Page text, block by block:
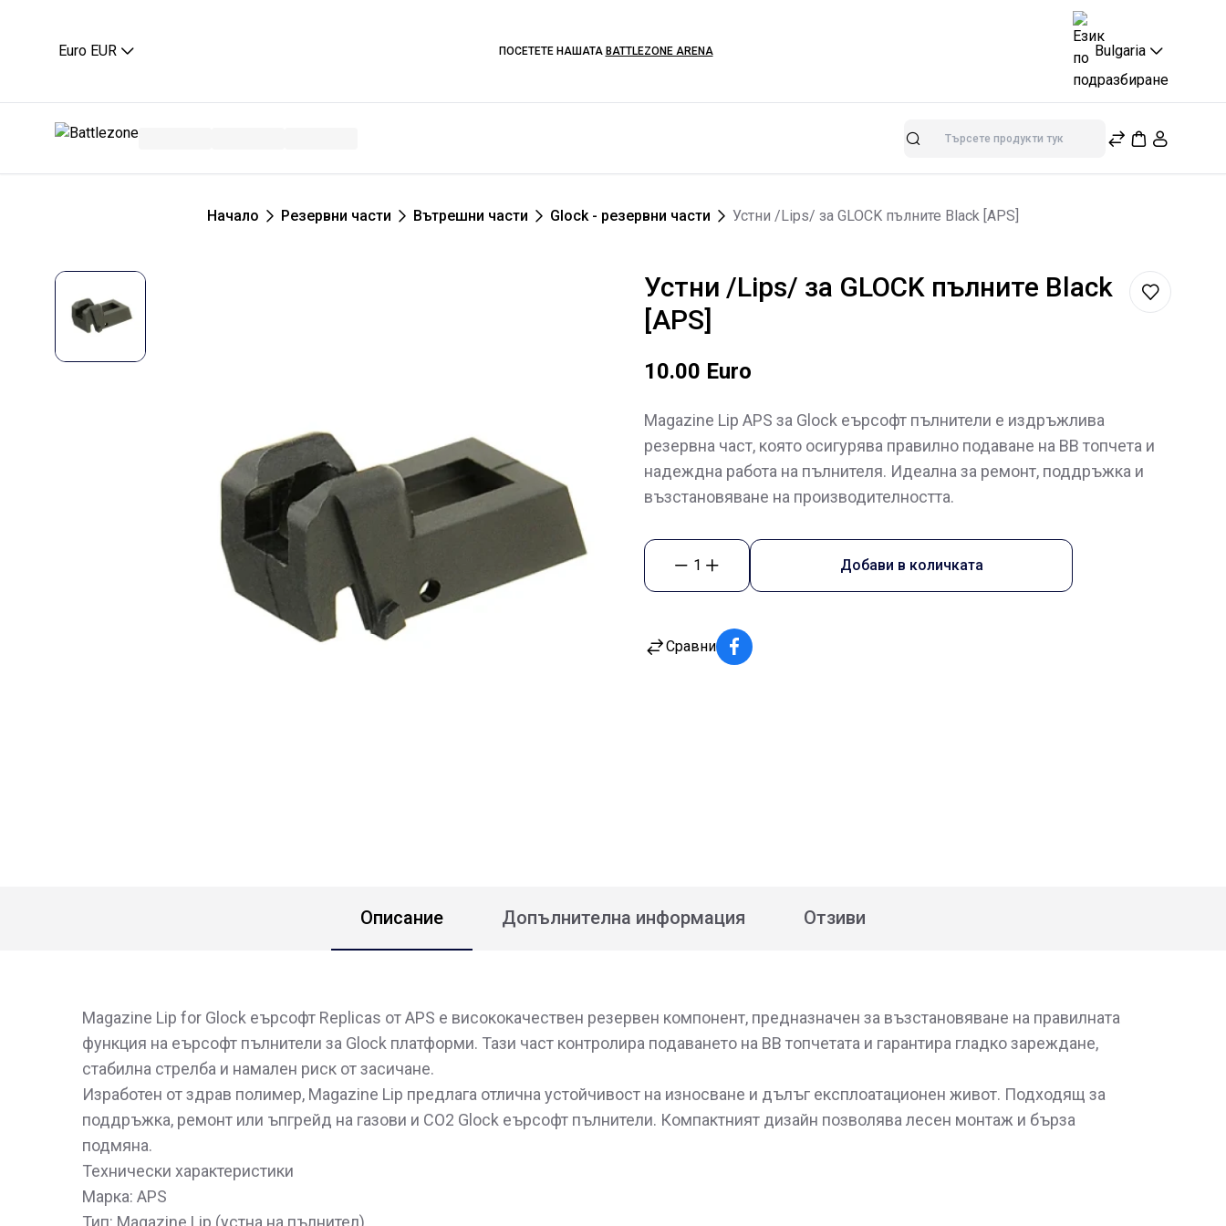
Euro EUR ПОСЕТЕТЕ НАШАТА BATTLEZONE ARENA Bulgaria
Търсене
Начало Резервни части Вътрешни части Glock - резервни части Устни /Lips/ за GLOCK пълните Black [APS]
Устни /Lips/ за GLOCK пълните Black
[APS]
10.00 Euro
Magazine Lip APS за Glock еърсофт пълнители е издръжлива
резервна част, която осигурява правилно подаване на BB топчета и
надеждна работа на пълнителя. Идеална за ремонт, поддръжка и
възстановяване на производителността.
1 Добави в количката
Сравни
Описание Допълнителна информация Отзиви
Magazine Lip for Glock еърсофт Replicas от APS е висококачествен резервен компонент, предназначен за възстановяване на правилната
функция на еърсофт пълнители за Glock платформи. Тази част контролира подаването на BB топчетата и гарантира гладко зареждане,
стабилна стрелба и намален риск от засичане.
Изработен от здрав полимер, Magazine Lip предлага отлична устойчивост на износване и дълъг експлоатационен живот. Подходящ за
поддръжка, ремонт или ъпгрейд на газови и CO2 Glock еърсофт пълнители. Компактният дизайн позволява лесен монтаж и бърза
подмяна.
Технически характеристики
Марка: APS
Тип: Magazine Lip (устна на пълнител)